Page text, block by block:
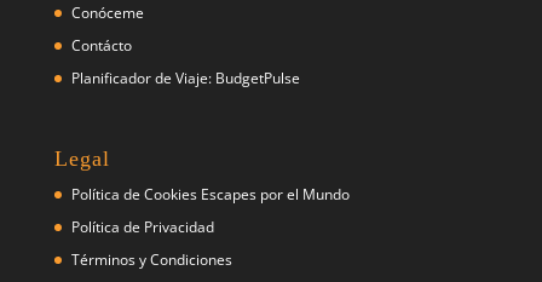
Conóceme
Contácto
Planificador de Viaje: BudgetPulse
Legal
Política de Cookies Escapes por el Mundo
Política de Privacidad
Términos y Condiciones